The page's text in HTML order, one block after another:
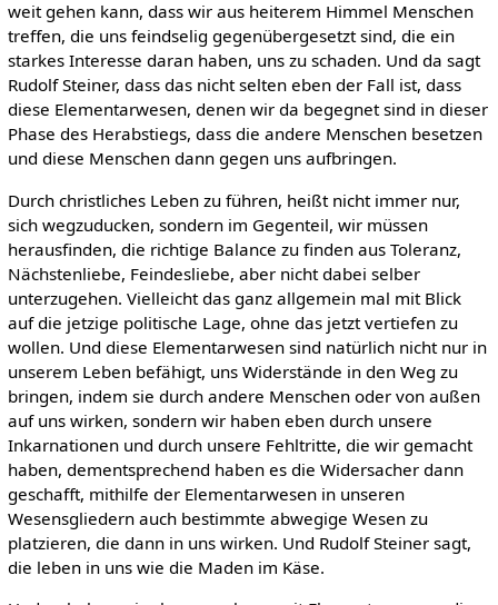
weit gehen kann, dass wir aus heiterem Himmel Menschen
treffen, die uns feindselig gegenübergesetzt sind, die ein
starkes Interesse daran haben, uns zu schaden. Und da sagt
Rudolf Steiner, dass das nicht selten eben der Fall ist, dass
diese Elementarwesen, denen wir da begegnet sind in dieser
Phase des Herabstiegs, dass die andere Menschen besetzen
und diese Menschen dann gegen uns aufbringen.
Durch christliches Leben zu führen, heißt nicht immer nur,
sich wegzuducken, sondern im Gegenteil, wir müssen
herausfinden, die richtige Balance zu finden aus Toleranz,
Nächstenliebe, Feindesliebe, aber nicht dabei selber
unterzugehen. Vielleicht das ganz allgemein mal mit Blick
auf die jetzige politische Lage, ohne das jetzt vertiefen zu
wollen. Und diese Elementarwesen sind natürlich nicht nur in
unserem Leben befähigt, uns Widerstände in den Weg zu
bringen, indem sie durch andere Menschen oder von außen
auf uns wirken, sondern wir haben eben durch unsere
Inkarnationen und durch unsere Fehltritte, die wir gemacht
haben, dementsprechend haben es die Widersacher dann
geschafft, mithilfe der Elementarwesen in unseren
Wesensgliedern auch bestimmte abwegige Wesen zu
platzieren, die dann in uns wirken. Und Rudolf Steiner sagt,
die leben in uns wie die Maden im Käse.